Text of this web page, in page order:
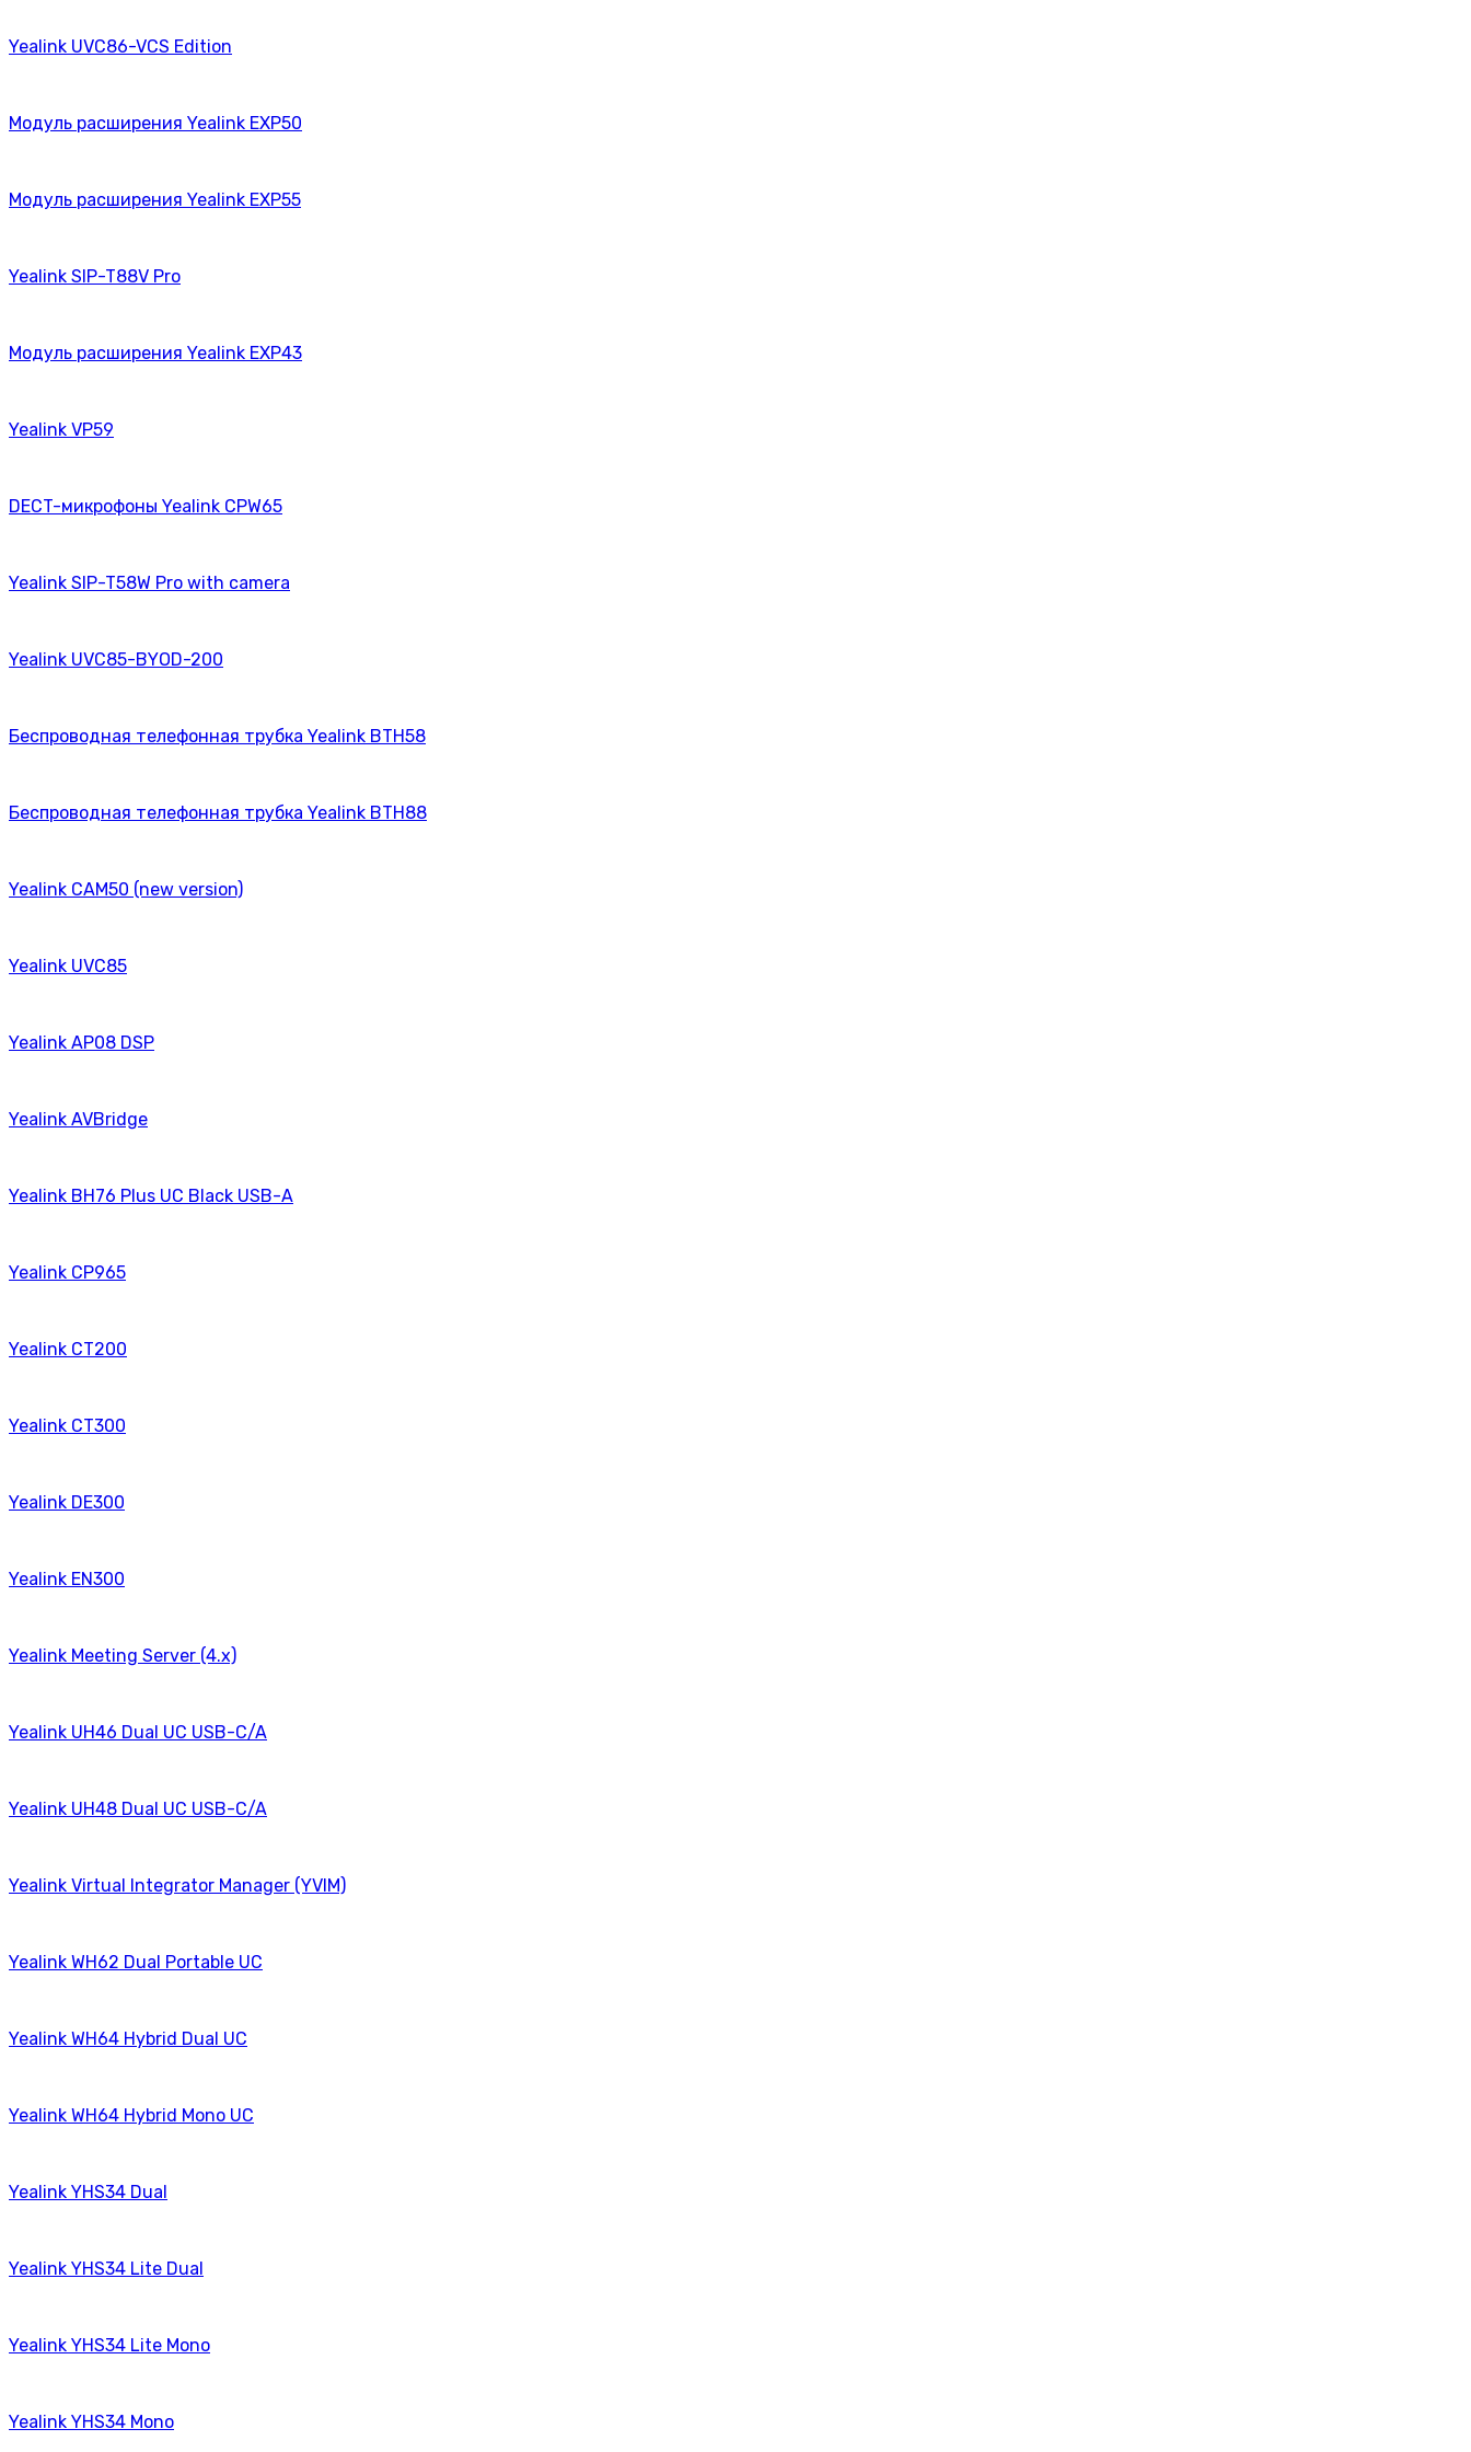
Yealink UVC86-VCS Edition
Модуль расширения Yealink EXP50
Модуль расширения Yealink EXP55
Yealink SIP-T88V Pro
Модуль расширения Yealink EXP43
Yealink VP59
DECT-микрофоны Yealink CPW65
Yealink SIP-T58W Pro with camera
Yealink UVC85-BYOD-200
Беспроводная телефонная трубка Yealink BTH58
Беспроводная телефонная трубка Yealink BTH88
Yealink CAM50 (new version)
Yealink UVC85
Yealink AP08 DSP
Yealink AVBridge
Yealink BH76 Plus UC Black USB-A
Yealink CP965
Yealink CT200
Yealink CT300
Yealink DE300
Yealink EN300
Yealink Meeting Server (4.x)
Yealink UH46 Dual UC USB-C/A
Yealink UH48 Dual UC USB-C/A
Yealink Virtual Integrator Manager (YVIM)
Yealink WH62 Dual Portable UC
Yealink WH64 Hybrid Dual UC
Yealink WH64 Hybrid Mono UC
Yealink YHS34 Dual
Yealink YHS34 Lite Dual
Yealink YHS34 Lite Mono
Yealink YHS34 Mono